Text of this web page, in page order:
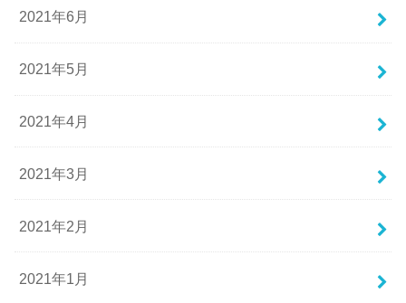
2021年6月
2021年5月
2021年4月
2021年3月
2021年2月
2021年1月